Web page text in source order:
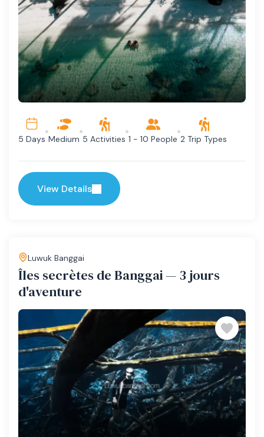
5 Days Medium 5 Activities 1 - 10 People 2 Trip Types
View Details
Luwuk Banggai
Îles secrètes de Banggai — 3 jours
d'aventure